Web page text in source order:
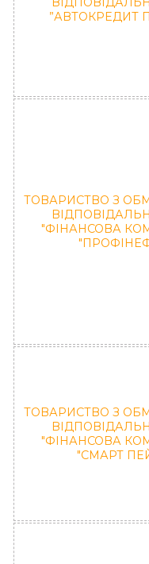
”АВТОКРЕДИТ
ТОВАРИСТВО З
"ФІНАНСОВА
ТОВАРИСТВО З
"ФІНАНСОВА
"СМАРТ